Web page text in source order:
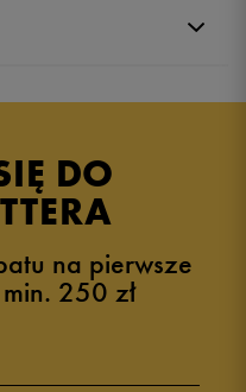
DO
na pierwsze
250 zł